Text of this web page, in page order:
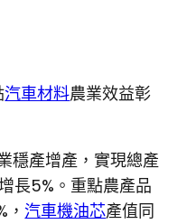
汽車材料農業效益彰
穩產增產，實現總產
長5%。重點農產品
，汽車機油芯產值同